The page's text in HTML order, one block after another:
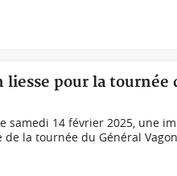
pour la tournée
samedi 14 février 2025, une
la tournée du Général